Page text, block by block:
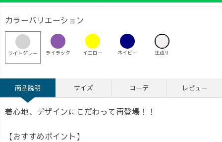
カラーバリエーション
ライトグレー ライラック イエロー ネイビー 生成り
商品説明 サイズ コーデ レビュー
着心地、デザインにこだわって再登場！！
【おすすめポイント】